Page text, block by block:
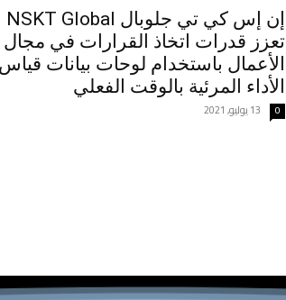
إن إس كي تي جلوبال NSKT Global
تعزز قدرات اتخاذ القرارات في مجال
الأعمال باستخدام لوحات بيانات قياس
الأداء المرئية بالوقت الفعلي
13 يوليو, 2021 0